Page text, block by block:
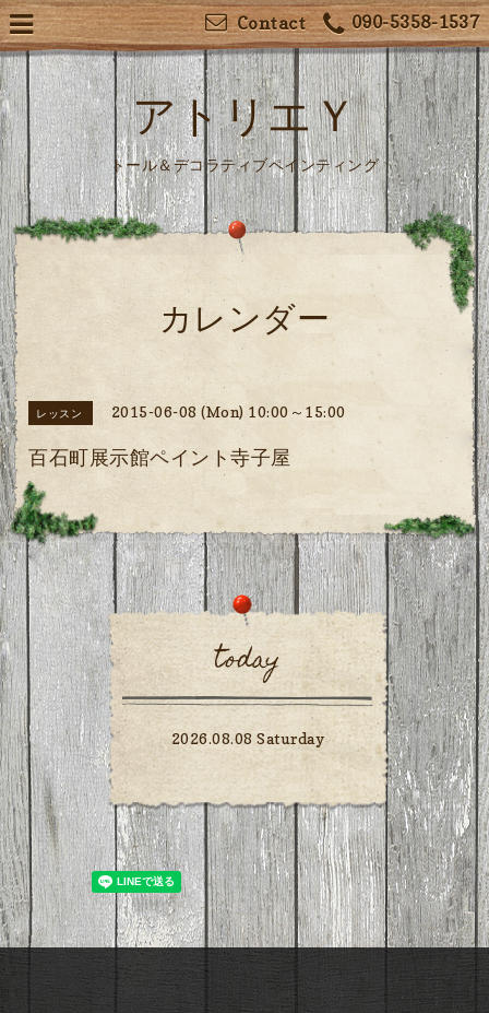
090-5358-1537
Contact
アトリエＹ
トール＆デコラティブペインティング
カレンダー
レッスン 2015-06-08 (Mon) 10:00～15:00
百石町展示館ペイント寺子屋
today
2026.08.08 Saturday